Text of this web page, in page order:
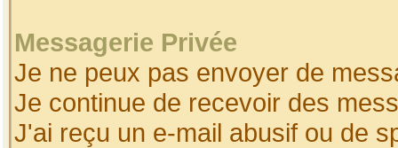
Messagerie Privée
Je ne peux pas envoyer de
Je continue de recevoir des
J'ai reçu un e-mail abusif ou de